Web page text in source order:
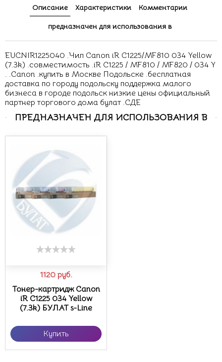
Описание Характеристики Комментарии
предназначен для использования в
EUCNIR1225040 .Чип Canon iR C1225/MF810 034 Yellow
(7.3k) .совместимость .iR C1225 / MF810 / MF820 / 034 Y
. .Canon .купить в Москве Подольске .бесплатная
доставка по городу подольску поддержка малого
бизнеса в городе подольск низкие цены официальный
партнер торгового дома булат .СДЕ
ПРЕДНАЗНАЧЕН ДЛЯ ИСПОЛЬЗОВАНИЯ В
1120 руб.
Тонер-картридж Canon
iR C1225 034 Yellow
(7.3k) БУЛАТ s-Line
Купить